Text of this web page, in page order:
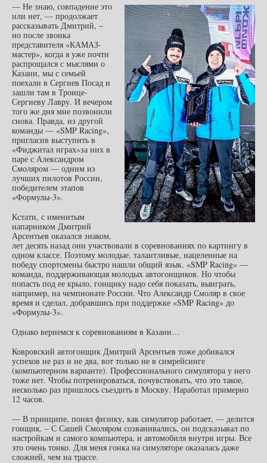
— Не знаю, совпадение это
или нет, — продолжает
рассказывать Дмитрий, –
но после звонка
представителя «КАМАЗ-
мастер», когда я уже почти
распрощался с мыслями о
Казани, мы с семьей
поехали в Сергиев Посад и
зашли там в Троице-
Сергиеву Лавру. И вечером
того же дня мне позвонили
снова. Правда, из другой
команды — «SMP Racing»,
пригласив выступить в
«Фиджитал играх»за них в
паре с Александром
Смоляром — одним из
лучших пилотов России,
победителем этапов
«Формулы-3».
Кстати, с именитым
напарником Дмитрий
Арсентьев оказался знаком,
лет десять назад они участвовали в соревнованиях по картингу в
одном классе. Поэтому молодые, талантливые, нацеленные на
победу спортсмены быстро нашли общий язык. «SMP Racing» —
команда, поддерживающая молодых автогонщиков. Но чтобы
попасть под ее крыло, гонщику надо себя показать, выиграть,
например, на чемпионате России. Что Александр Смоляр в свое
время и сделал, добравшись при поддержке «SMP Racing» до
«Формулы-3».
Однако вернемся к соревнованиям в Казани…
Ковровский автогонщик Дмитрий Арсентьев тоже добивался
успехов не раз и не два, вот только не в симрейсинге
(компьютерном варианте). Профессионального симулятора у него
тоже нет. Чтобы потренироваться, почувствовать, что это такое,
несколько раз пришлось съездить в Москву. Наработал примерно
12 часов.
— В принципе, понял физику, как симулятор работает, — делится
гонщик. – С Сашей Смоляром созванивались, он подсказывал по
настройкам и самого компьютера, и автомобиля внутри игры. Все
это очень тонко. Для меня гонка на симуляторе оказалась даже
сложней, чем на трассе.